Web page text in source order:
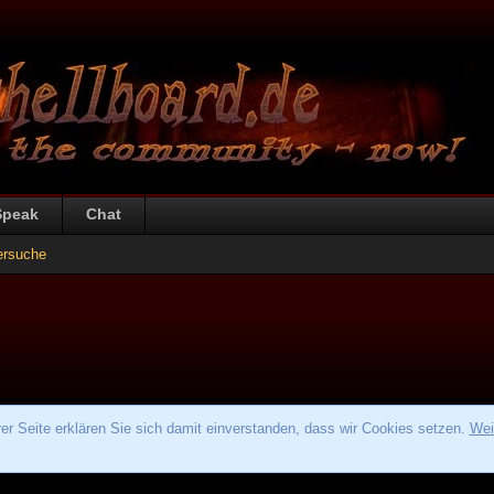
Chat
Seite erklären Sie sich damit einverstanden, dass wir Cookies setzen.